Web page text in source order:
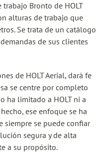
Bronto de HOLT
alturas de trabajo que
Se trata de un catálogo
de sus clientes
de HOLT Aerial, dará fe
se centre por completo
ha limitado a HOLT ni a
ese enfoque se ha
siempre se puede confiar
segura y de alta
a su propósito.